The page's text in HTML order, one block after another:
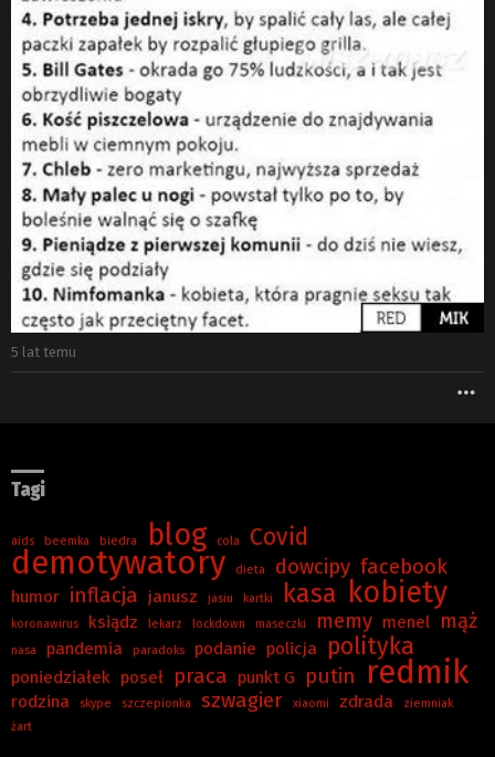
5 lat temu
Tagi
aids beemka biedra blog cola Covid
demotywatory dieta dowcipy facebook
humor inflacja janusz jasiu kartki kasa kobiety
koronawirus ksiądz lekarz lockdown maseczki memy menel mąż
nasa pandemia paradoks podanie policja polityka
poniedziałek poseł praca punkt G putin redmik
rodzina skype szczepionka szwagier xiaomi zdrada
ziemniak
żart